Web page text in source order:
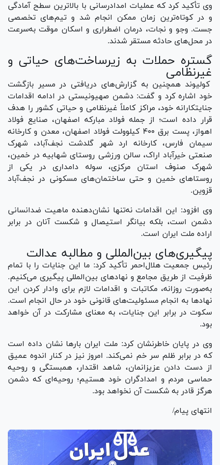
وی تأکید کرد که عملیات امدادرسانی با بالاترین سطح آمادگی
و در کوتاه‌ترین زمان ممکن انجام شد و تیم‌های تخصصی
جست. وجو و نجات، درمان اضطراری و اسکان موقت به‌سرعت
در محل‌های حادثه مستقر شدند.
گستره حملات به زیرساخت‌های حیاتی و
غیرنظامی
کولیوند همچنین به گزارش‌های دریافتی در مسیر بازگشت
خود اشاره کرد و گفت: دشمن صهیونیستی در ادامه اقدامات
جنایتکارانه خود، مراکز کاملاً غیرنظامی و حیاتی کشور را هدف
قرار داده است؛ از جمله فولاد مبارکه اصفهان، صنایع فولاد
اهواز، پست برق ۴۰۰ کیلوولت فولاد اصفهان، معدن و کارخانه
سیمان فارس، کارخانه ارد شهر گلدشت نجف‌آباد، شهرک
صنعتی خیرآباد اراک، سالن ورزشی روستای شهابیه در خمین،
شهرک صنوف استان مرکزی، سوله دامداری در یکی از
روستا‌های خمین و حتی ساختمان‌های مسکونی در نجف‌آباد
قزوین.
وی افزود: این اقدامات نه‌تنها نشان‌دهنده ماهیت ضدانسانی
دشمن است، بلکه بیانگر استیصال و شکست آنان در برابر
اراده ملت ایران است.
پیگیری‌های بین‌المللی و مطالبه عدالت
رئیس جمعیت هلال‌احمر تأکید کرد: ما این جنایات را با تمام
ظرفیت از طریق مجامع و نهاد‌های بین‌المللی پیگیری می‌کنیم.
به‌صورت روزانه، مکاتبات و اقدامات لازم برای وادار کردن این
نهاد‌ها به انجام مسئولیت‌های قانونی خود در حال انجام است.
سکوت در برابر این جنایات، به معنای مشارکت در آن خواهد
بود.
وی در پایان خاطرنشان کرد: ملت ایران بار‌ها نشان داده است
که در برابر ظلم سر خم نمی‌کند. امروز نیز در کنار اندوه عمیق
از دست دادن عزیزانمان، شاهد اقتدار، همبستگی و روحیه
حماسی مردم و امدادگران خود هستیم؛ روحیه‌ای که دشمن
هرگز قادر به شکست آن نخواهد بود.
انتهای پیام/